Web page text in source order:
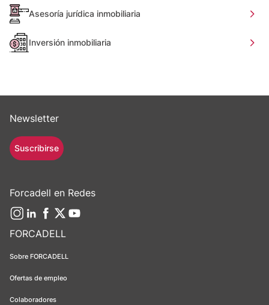
Asesoría jurídica inmobiliaria
Inversión inmobiliaria
FORCADELL
Sobre FORCADELL
Ofertas de empleo
Colaboradores
Newsletter
Suscribirse
Forcadell en Redes